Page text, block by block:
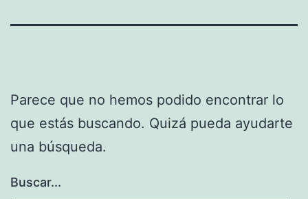
Parece que no hemos podido encontrar lo
que estás buscando. Quizá pueda ayudarte
una búsqueda.
Buscar...